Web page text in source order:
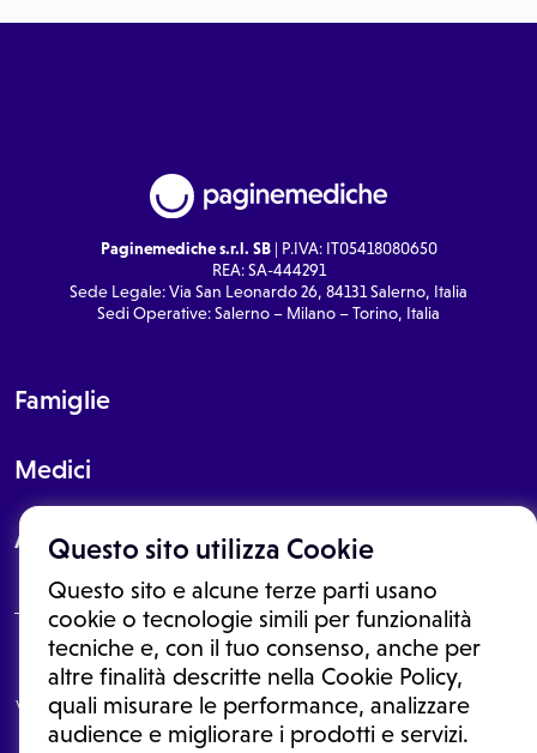
Questo sito utilizza Cookie
Questo sito e alcune terze parti usano
cookie o tecnologie simili per funzionalità
tecniche e, con il tuo consenso, anche per
altre finalità descritte nella Cookie Policy,
quali misurare le performance, analizzare
audience e migliorare i prodotti e servizi.
Paginemediche s.r.l. SB| P.IVA: IT05418080650
REA: SA-444291
Sede Legale: Via San Leonardo 26, 84131 Salerno, Italia
Sedi Operative: Salerno – Milano – Torino, Italia
Famiglie
Medici
About
Le informazioni proposte in questo sito non sono un consulto medico.
In nessun caso, queste informazioni sostituiscono un consulto, una
visita o una diagnosi formulata dal medico. Non si devono considerare
le informazioni disponibili come suggerimenti per la formulazione di
una diagnosi, la determinazione di un trattamento o l'assunzione o